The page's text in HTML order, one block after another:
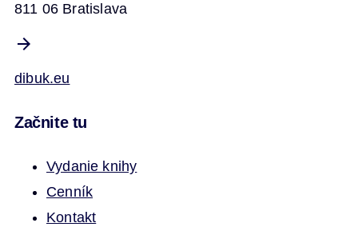
811 06 Bratislava
dibuk.eu
Začnite tu
Vydanie knihy
Cenník
Kontakt